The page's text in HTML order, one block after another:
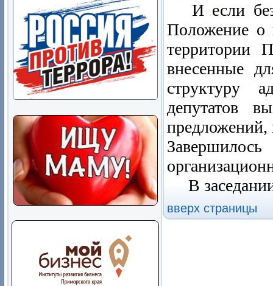
И если без
Положение о
территории
внесенные
структуру
депутатов
предложений,
В заседании
вверх страницы